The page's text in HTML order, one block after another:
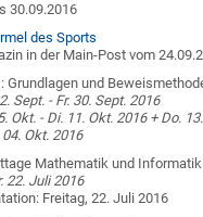
30.09.2016
des Sports
in der Main-Post vom
Grundlagen und
Sept. - Fr. 30. Sept. 2016
Okt. - Di. 11. Okt. 2016 + Do.
04. Okt. 2016
Mathematik und
22. Juli 2016
Freitag, 22. Juli 2016